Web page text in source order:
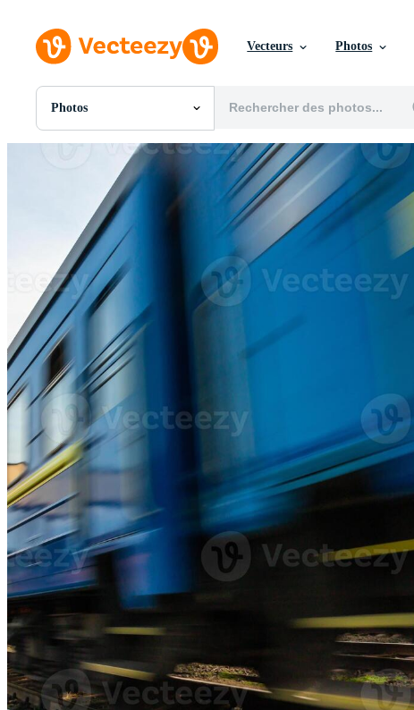
Vecteurs Photos
Photos
Toutes Images
SVGs
Modèles
Vecteurs
Vidéos
Motion graphics
Images Éditoriales
Événements Éditoriaux